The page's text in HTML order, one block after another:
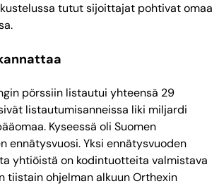
tutut sijoittajat pohtivat omaa
pörssiin listautui yhteensä 29
listautumisanneissa liki miljardi
Kyseessä oli Suomen
ennätysvuosi. Yksi ennätysvuoden
yhtiöistä on kodintuotteita valmistava
tiistain ohjelman alkuun Orthexin